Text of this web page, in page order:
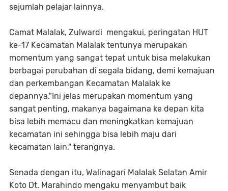
sejumlah pelajar lainnya.
Camat Malalak, Zulwardi mengakui, peringatan HUT
ke-17 Kecamatan Malalak tentunya merupakan
momentum yang sangat tepat untuk bisa melakukan
berbagai perubahan di segala bidang, demi kemajuan
dan perkembangan Kecamatan Malalak ke
depannya."Ini jelas merupakan momentum yang
sangat penting, makanya bagaimana ke depan kita
bisa lebih memacu dan meningkatkan kemajuan
kecamatan ini sehingga bisa lebih maju dari
kecamatan lain," terangnya.
Senada dengan itu, Walinagari Malalak Selatan Amir
Koto Dt. Marahindo mengaku menyambut baik